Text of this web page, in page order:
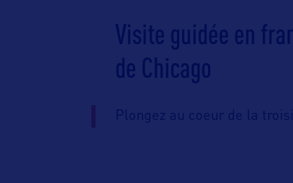
Visite guidée en
de Chicago
Plongez au coeur de la